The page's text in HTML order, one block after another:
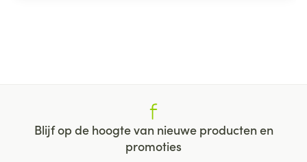
Blijf op de hoogte van nieuwe producten en
promoties